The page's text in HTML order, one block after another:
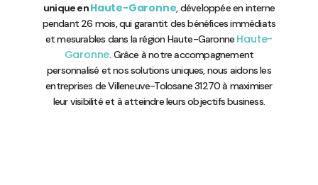
unique enHaute-Garonne, développée en interne
pendant 26 mois, qui garantit des bénéfices immédiats
et mesurables dans la région Haute-Garonne Haute-
Garonne. Grâce à notre accompagnement
personnalisé et nos solutions uniques, nous aidons les
entreprises de Villeneuve-Tolosane 31270 à maximiser
leur visibilité et à atteindre leurs objectifs business.